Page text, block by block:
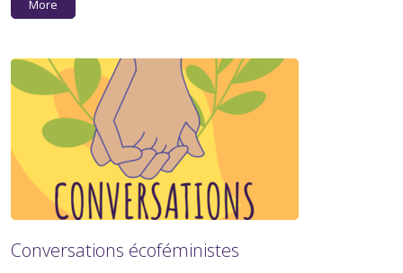
More
Conversations écoféministes